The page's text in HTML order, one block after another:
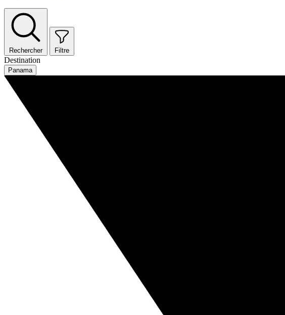
Rechercher Filtre
Destination
Panama